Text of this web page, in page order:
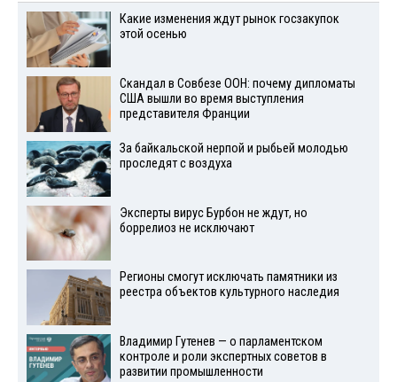
Какие изменения ждут рынок госзакупок
этой осенью
Скандал в Совбезе ООН: почему дипломаты
США вышли во время выступления
представителя Франции
За байкальской нерпой и рыбьей молодью
проследят с воздуха
Эксперты вирус Бурбон не ждут, но
боррелиоз не исключают
Регионы смогут исключать памятники из
реестра объектов культурного наследия
Владимир Гутенев — о парламентском
контроле и роли экспертных советов в
развитии промышленности